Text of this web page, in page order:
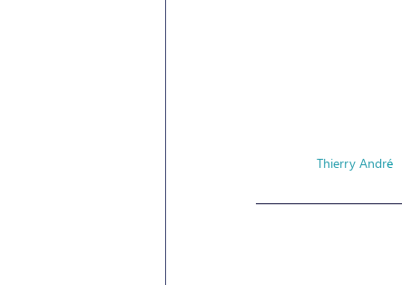
Thierry André